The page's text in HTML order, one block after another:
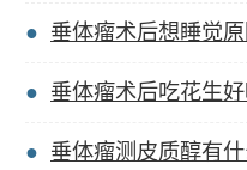
垂体瘤术后想睡觉原
垂体瘤术后吃花生好
垂体瘤测皮质醇有什么